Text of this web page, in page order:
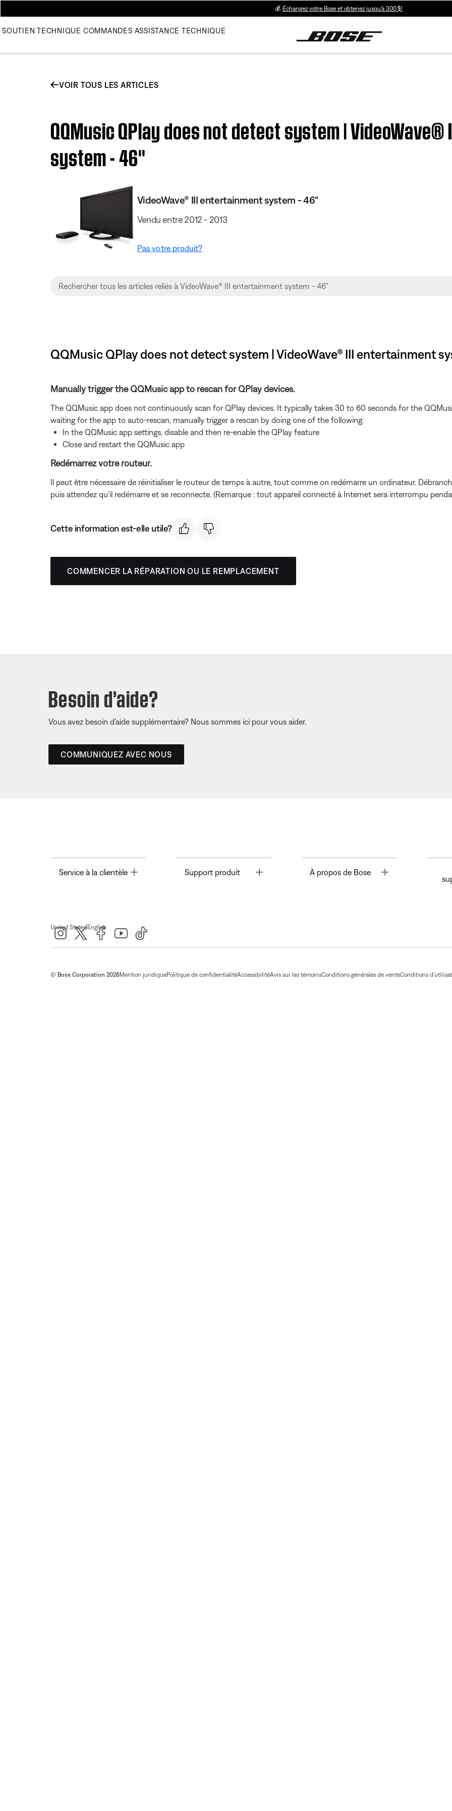
💰 Échangez votre Bose et obtenez jusqu’à 300 $!
SOUTIEN TECHNIQUE COMMANDES ASSISTANCE TECHNIQUE
VOIR TOUS LES ARTICLES
QQMusic QPlay does not detect system |
system - 46''
VideoWave® III entertainment system - 46"
Vendu entre 2012 - 2013
Pas votre produit?
QQMusic QPlay does not detect system | VideoWave® III entertainment
Manually trigger the QQMusic app to rescan for QPlay devices.
The QQMusic app does not continuously scan for QPlay devices. It typically takes 30 to 60 seconds for the
waiting for the app to auto-rescan, manually trigger a rescan by doing one of the following:
In the QQMusic app settings, disable and then re-enable the QPlay feature
Close and restart the QQMusic app
Redémarrez votre routeur.
Il peut être nécessaire de réinitialiser le routeur de temps à autre, tout comme on redémarre un ordinateur.
puis attendez qu’il redémarre et se reconnecte. (Remarque : tout appareil connecté à Internet sera interrompu
Cette information est-elle utile?
COMMENCER LA RÉPARATION OU LE REMPLACEMENT
Besoin d’aide?
Vous avez besoin d’aide supplémentaire? Nous sommes ici pour vous aider.
COMMUNIQUEZ AVEC NOUS
Service à la clientèle Toggle Support produit À propos de Bose Toggle
United States| English
© Bose Corporation 2026Mention juridiquePolitique de confidentialitéAccessibilitéAvis sur les témoinsConditions générales de venteConditions